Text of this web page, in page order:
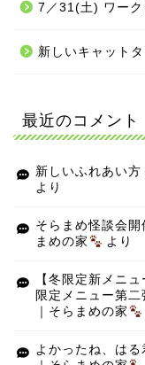
7／31(土) ワーク
新しいキャット
最近のコメント
新しいふれあい方
より
そらまめ怪談会開
まめの家
より
【冬限定新メニ
限定メニュー第
｜そらまめの家
よかったね、はる